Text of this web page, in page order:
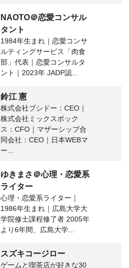
NAOTO＠恋愛コンサル
タント
1984年生まれ｜恋愛コンサ
ルティングサービス「肉食
部」代表｜恋愛コンサルタ
ント｜2023年 JADP認...
鈴江 憲
株式会社ブシドー：CEO｜
株式会社ミックスボック
ス：CFO｜マザーシップ合
同会社：CEO｜日本WEBマ
ー...
ゆきまさ＠心理・恋愛系
ライター
心理・恋愛系ライター｜
1986年生まれ｜広島大学大
学院修士課程修了者 2005年
より6年間、広島大学...
スズキコージロー
ゲームと喫茶店が好きな30